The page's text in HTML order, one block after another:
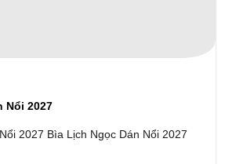
Nổi 2027
2027 Bìa Lịch Ngọc Dán Nổi 2027